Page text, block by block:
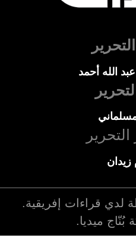
الله أحمد
لدي قراءات إفريقية.
بُنّاج ميديا.